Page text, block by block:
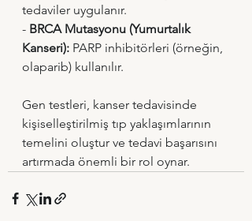
tedaviler uygulanır.
- BRCA Mutasyonu (Yumurtalık
Kanseri): PARP inhibitörleri (örneğin,
olaparib) kullanılır.
Gen testleri, kanser tedavisinde
kişiselleştirilmiş tıp yaklaşımlarının
temelini oluştur ve tedavi başarısını
artırmada önemli bir rol oynar.